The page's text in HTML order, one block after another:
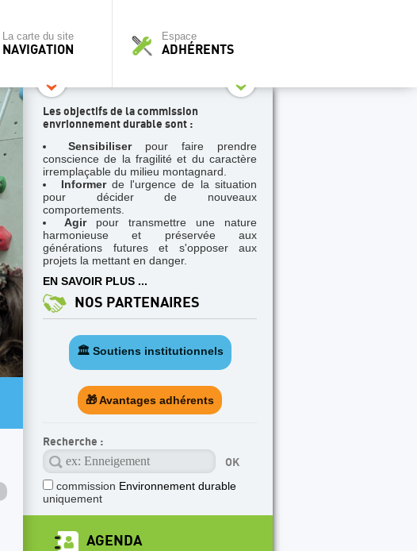
La carte du site
NAVIGATION
Espace
ADHÉRENTS
ARTICLE A LA UNE
Programme des cycles d'escalade en falaise
Les objectifs de la commission
envrionnement durable sont :
Sensibiliserpour faire prendre
conscience de la fragilité et du caractère
irremplaçable du milieu montagnard.
Informerde l'urgence de la situation
pour décider de nouveaux
comportements.
Agirpour transmettre une nature
harmonieuse et préservée aux
générations futures et s'opposer aux
projets la mettant en danger.
EN SAVOIR PLUS ...
NOS PARTENAIRES
🏛️ Soutiens institutionnels
🎁 Avantages adhérents
Recherche :
commission Environnement durable
uniquement
AGENDA